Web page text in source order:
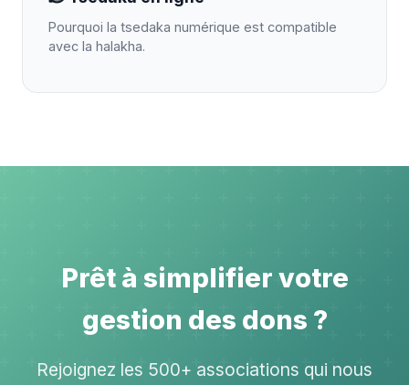
Pourquoi la tsedaka numérique est compatible
avec la halakha.
Prêt à simplifier votre
gestion des dons ?
Rejoignez les 500+ associations qui nous